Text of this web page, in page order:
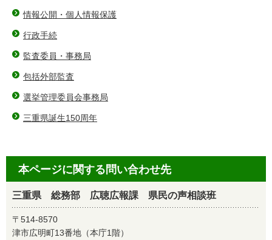
情報公開・個人情報保護
行政手続
監査委員・事務局
包括外部監査
選挙管理委員会事務局
三重県誕生150周年
本ページに関する問い合わせ先
三重県 総務部 広聴広報課 県民の声相談班
〒514-8570
津市広明町13番地（本庁1階）